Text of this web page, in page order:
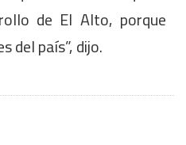
de El Alto, porque
del país”, dijo.